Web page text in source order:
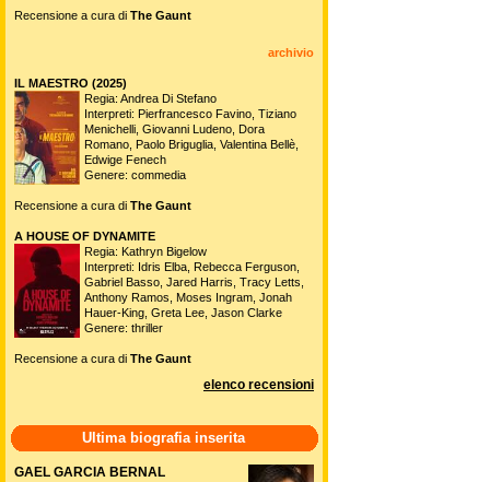
Recensione a cura di The Gaunt
archivio
IL MAESTRO (2025)
Regia: Andrea Di Stefano
Interpreti: Pierfrancesco Favino, Tiziano
Menichelli, Giovanni Ludeno, Dora
Romano, Paolo Briguglia, Valentina Bellè,
Edwige Fenech
Genere: commedia
Recensione a cura di The Gaunt
A HOUSE OF DYNAMITE
Regia: Kathryn Bigelow
Interpreti: Idris Elba, Rebecca Ferguson,
Gabriel Basso, Jared Harris, Tracy Letts,
Anthony Ramos, Moses Ingram, Jonah
Hauer-King, Greta Lee, Jason Clarke
Genere: thriller
Recensione a cura di The Gaunt
elenco recensioni
Ultima biografia inserita
GAEL GARCIA BERNAL